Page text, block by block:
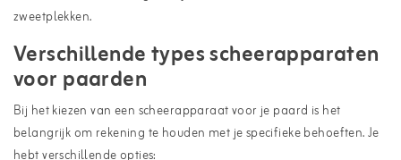
zweetplekken.
Verschillende types scheerapparaten
voor paarden
Bij het kiezen van een scheerapparaat voor je paard is het
belangrijk om rekening te houden met je specifieke behoeften. Je